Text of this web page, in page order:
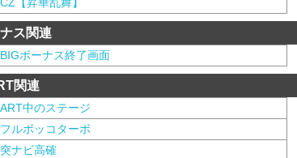
ス関連
BIGボーナス終了画面
関連
ART中のステージ
フルボッコターボ
突ナビ高確